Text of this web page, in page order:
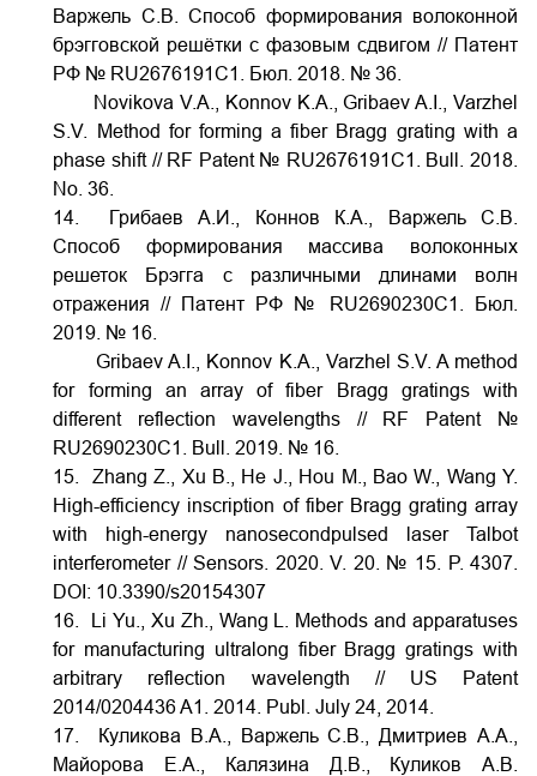
Варжель С.В. Способ формирования волоконной
брэгговской решётки с фазовым сдвигом // Патент
РФ № RU2676191C1. Бюл. 2018. № 36.
Novikova V.A., Konnov K.A., Gribaev A.I., Varzhel
S.V. Method for forming a fiber Bragg grating with a
phase shift // RF Patent № RU2676191C1. Bull. 2018.
No. 36.
14. Грибаев А.И., Коннов К.А., Варжель С.В.
Способ формирования массива волоконных
решеток Брэгга с различными длинами волн
отражения // Патент РФ № RU2690230C1. Бюл.
2019. № 16.
Gribaev A.I., Konnov K.A., Varzhel S.V. A method
for forming an array of fiber Bragg gratings with
different reflection wavelengths // RF Patent №
RU2690230C1. Bull. 2019. № 16.
15. Zhang Z., Xu B., He J., Hou M., Bao W., Wang Y.
High-efficiency inscription of fiber Bragg grating array
with high-energy nanosecondpulsed laser Talbot
interferometer // Sensors. 2020. V. 20. № 15. P. 4307.
DOI: 10.3390/s20154307
16. Li Yu., Xu Zh., Wang L. Methods and apparatuses
for manufacturing ultralong fiber Bragg gratings with
arbitrary reflection wavelength // US Patent
2014/0204436 A1. 2014. Publ. July 24, 2014.
17. Куликова В.А., Варжель С.В., Дмитриев А.А.,
Майорова Е.А., Калязина Д.В., Куликов А.В.